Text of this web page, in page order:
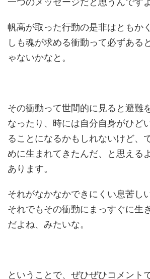
帆高が取った行動の是非はともか
しも魂が求める衝動って必ずある
ゃないかなと。
その衝動って世間的に見ると避難
なったり、時には自分自身がひど
ることになるかもしれないけど、
めに生まれてきたんだ、と思える
あります。
それがなかなかできにくい息苦し
それでもその衝動にまっすぐに生
だよね、みたいな。
ということで、ぜひぜひコメント